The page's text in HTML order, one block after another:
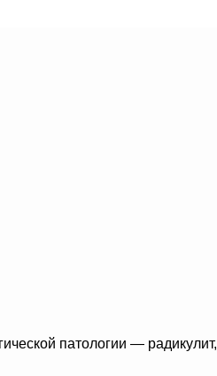
патологии — радикулит,